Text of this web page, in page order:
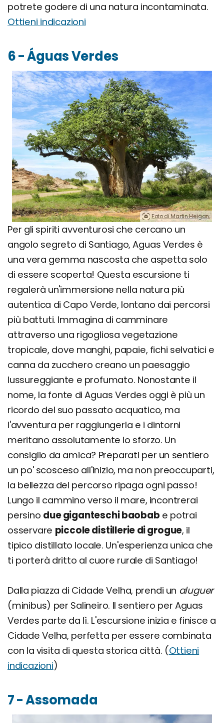
potrete godere di una natura incontaminata.
Ottieni indicazioni
6 - Águas Verdes
Foto di Martin Heigan.
Per gli spiriti avventurosi che cercano un
angolo segreto di Santiago, Aguas Verdes è
una vera gemma nascosta che aspetta solo
di essere scoperta! Questa escursione ti
regalerà un'immersione nella natura più
autentica di Capo Verde, lontano dai percorsi
più battuti. Immagina di camminare
attraverso una rigogliosa vegetazione
tropicale, dove manghi, papaie, fichi selvatici e
canna da zucchero creano un paesaggio
lussureggiante e profumato. Nonostante il
nome, la fonte di Aguas Verdes oggi è più un
ricordo del suo passato acquatico, ma
l'avventura per raggiungerla e i dintorni
meritano assolutamente lo sforzo. Un
consiglio da amica? Preparati per un sentiero
un po' scosceso all'inizio, ma non preoccuparti,
la bellezza del percorso ripaga ogni passo!
Lungo il cammino verso il mare, incontrerai
persino due giganteschi baobab e potrai
osservare piccole distillerie di grogue, il
tipico distillato locale. Un'esperienza unica che
ti porterà dritto al cuore rurale di Santiago!
Dalla piazza di Cidade Velha, prendi un aluguer
(minibus) per Salineiro. Il sentiero per Aguas
Verdes parte da lì. L'escursione inizia e finisce a
Cidade Velha, perfetta per essere combinata
con la visita di questa storica città. (Ottieni
indicazioni)
7 - Assomada